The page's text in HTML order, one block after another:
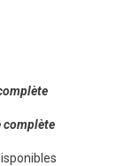
complète